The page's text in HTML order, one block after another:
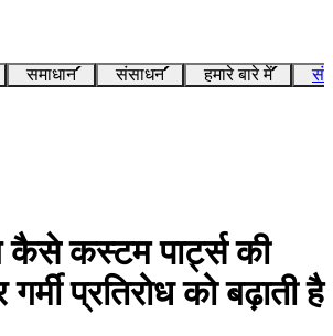
समाधान संसाधन हमारे बारे में
कैसे कस्टम पार्ट्स की
प्रतिरोध को बढ़ाती है